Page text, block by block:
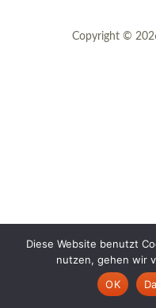
Copyright ©
Diese Website benutzt
nutzen, gehen wir
OK